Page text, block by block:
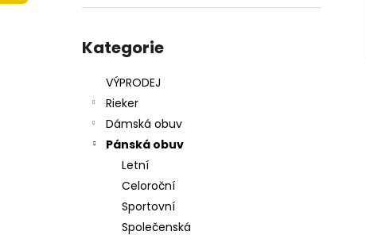
kategorie
Kategorie
VÝPRODEJ
Rieker
Dámská obuv
Pánská obuv
Letní
Celoroční
Sportovní
Společenská
699 Kč